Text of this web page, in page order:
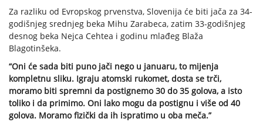
Za razliku od Evropskog prvenstva, Slovenija će biti jača za 34-
godišnjeg srednjeg beka Mihu Zarabeca, zatim 33-godišnjeg
desnog beka Nejca Cehtea i godinu mlađeg Blaža
Blagotinšeka.
“Oni će sada biti puno jači nego u januaru, to mijenja
kompletnu sliku. Igraju atomski rukomet, dosta se trči,
moramo biti spremni da postignemo 30 do 35 golova, a isto
toliko i da primimo. Oni lako mogu da postignu i više od 40
golova. Moramo fizički da ih ispratimo u oba meča.”